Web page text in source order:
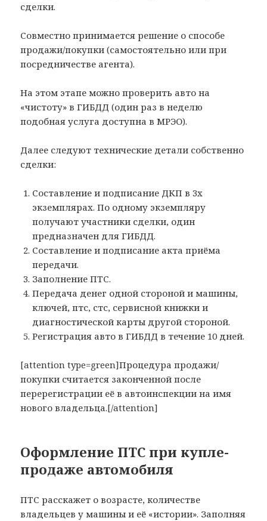
сделки.
Совместно принимается решение о способе
продажи/покупки (самостоятельно или при
посредничестве агента).
На этом этапе можно проверить авто на
«чистоту» в ГИБДД (один раз в неделю
подобная услуга доступна в МРЭО).
Далее следуют технические детали собственно
сделки:
Составление и подписание ДКП в 3х
экземплярах. По одному экземпляру
получают участники сделки, один
предназначен для ГИБДД.
Составление и подписание акта приёма
передачи.
Заполнение ПТС.
Передача денег одной стороной и машины,
ключей, птс, стс, сервисной книжки и
диагностической карты другой стороной.
Регистрация авто в ГИБДД в течение 10 дней.
[attention type=green]Процедура продажи/
покупки считается законченной после
перерегистрации её в автоинспекции на имя
нового владельца.[/attention]
Оформление ПТС при купле-
продаже автомобиля
ПТС расскажет о возрасте, количестве
владельцев у машины и её «истории». Заполняя